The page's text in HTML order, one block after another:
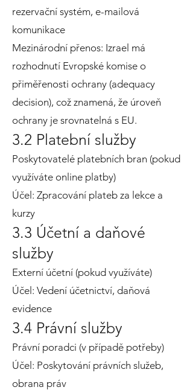
rezervační systém, e-mailová
komunikace
Mezinárodní přenos: Izrael má
rozhodnutí Evropské komise o
přiměřenosti ochrany (adequacy
decision), což znamená, že úroveň
ochrany je srovnatelná s EU.
3.2 Platební služby
Poskytovatelé platebních bran (pokud
využíváte online platby)
Účel: Zpracování plateb za lekce a
kurzy
3.3 Účetní a daňové
služby
Externí účetní (pokud využíváte)
Účel: Vedení účetnictví, daňová
evidence
3.4 Právní služby
Právní poradci (v případě potřeby)
Účel: Poskytování právních služeb,
obrana práv